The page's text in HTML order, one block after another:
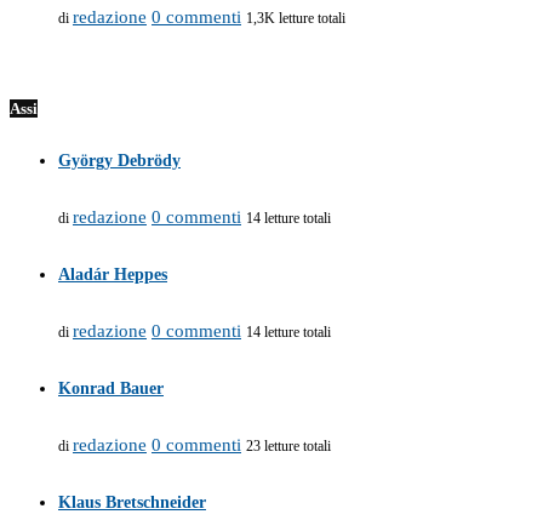
di redazione 0 commenti 1,3K letture totali
Assi
György Debrödy
di redazione 0 commenti 14 letture totali
Aladár Heppes
di redazione 0 commenti 14 letture totali
Konrad Bauer
di redazione 0 commenti 23 letture totali
Klaus Bretschneider